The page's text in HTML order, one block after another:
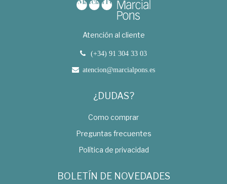
Atención al cliente
(+34) 91 304 33 03
atencion@marcialpons.es
¿DUDAS?
Como comprar
Preguntas frecuentes
Política de privacidad
BOLETÍN DE NOVEDADES